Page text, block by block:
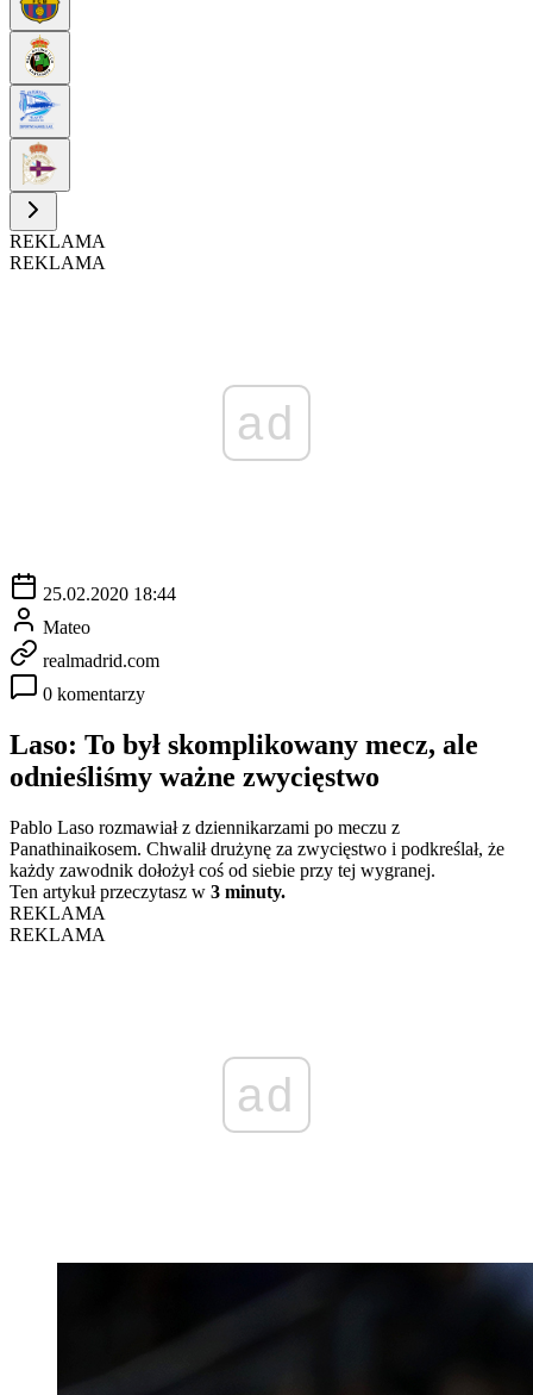
REKLAMA
REKLAMA
ad
25.02.2020 18:44
Mateo
realmadrid.com
0 komentarzy
Laso: To był skomplikowany mecz, ale
odnieśliśmy ważne zwycięstwo
Pablo Laso rozmawiał z dziennikarzami po meczu z
Panathinaikosem. Chwalił drużynę za zwycięstwo i podkreślał, że
każdy zawodnik dołożył coś od siebie przy tej wygranej.
Ten artykuł przeczytasz w 3 minuty.
REKLAMA
REKLAMA
ad